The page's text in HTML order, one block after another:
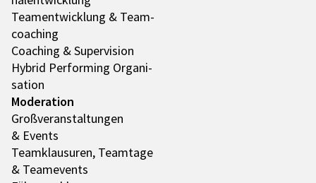
Team­ent­wick­lung & Team­
coa­ching
Coaching & Super­vi­sion
Hybrid Performing Orga­ni­
sa­tion
Mode­ra­tion
Groß­ver­an­stal­tun­gen
& Events
Team­klau­su­ren, Team­tage
& Team­e­vents